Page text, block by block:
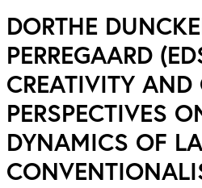
DORTHE
PERREGAARD
CREATIVITY
PERSPECTIVES
DYNAMICS OF